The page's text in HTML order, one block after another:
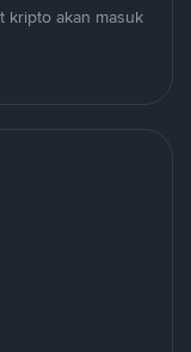
kripto akan masuk